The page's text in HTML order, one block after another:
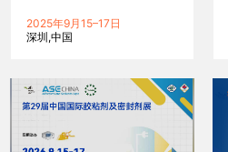
2025年9月15–17日
深圳 中国